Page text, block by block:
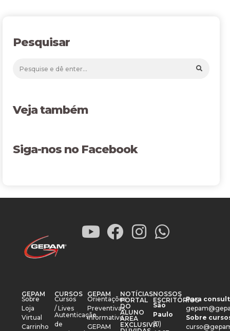
Pesquisar
Veja também
Siga-nos no Facebook
GEPAM
Sobre
Loja
Virtual
Carrinho
CURSOS
Cursos
/ Lives
Autenticação
de
GEPAM
Orientações
Preventivas
Informativo
GEPAM
NOTÍCIAS
PORTAL
DO
ALUNO
ÁREA
EXCLUSIVA
NOSSOS
ESCRITÓRIOS
São
Paulo
(11)
Para
Sobre